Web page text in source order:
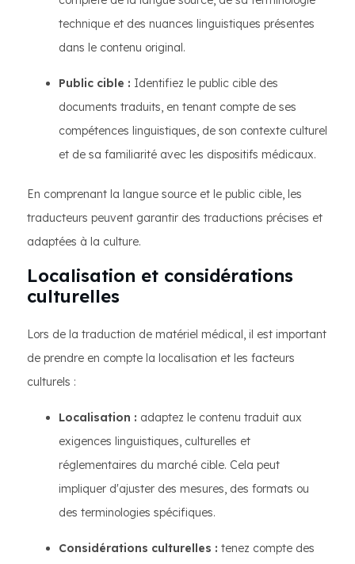
technique et des nuances linguistiques présentes
dans le contenu original.
Public cible : Identifiez le public cible des
documents traduits, en tenant compte de ses
compétences linguistiques, de son contexte culturel
et de sa familiarité avec les dispositifs médicaux.
En comprenant la langue source et le public cible, les
traducteurs peuvent garantir des traductions précises et
adaptées à la culture.
Localisation et considérations
culturelles
Lors de la traduction de matériel médical, il est important
de prendre en compte la localisation et les facteurs
culturels :
Localisation : adaptez le contenu traduit aux
exigences linguistiques, culturelles et
réglementaires du marché cible. Cela peut
impliquer d'ajuster des mesures, des formats ou
des terminologies spécifiques.
Considérations culturelles : tenez compte des